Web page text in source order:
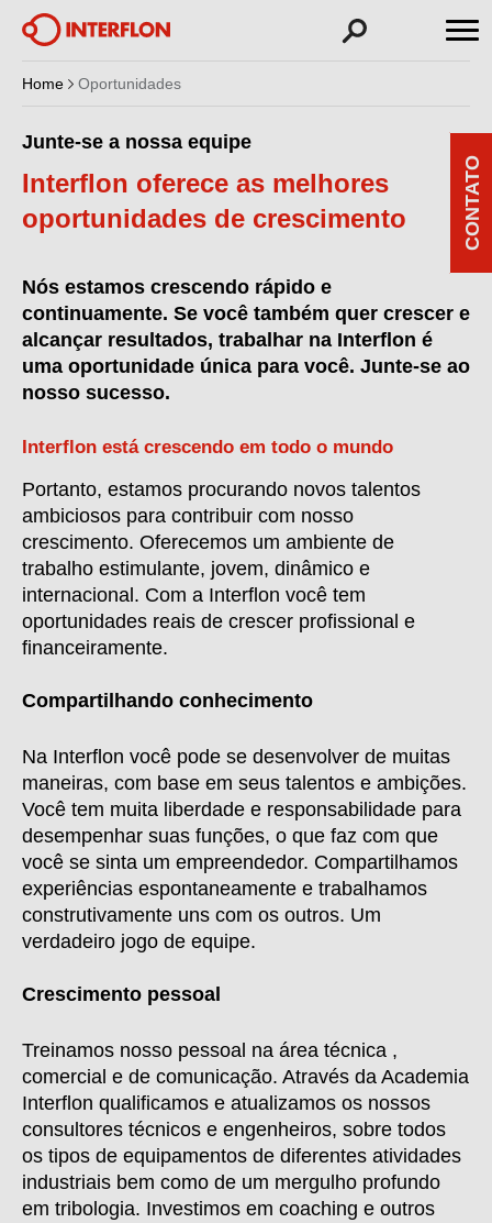
Home Oportunidades
Junte-se a nossa equipe
Interflon oferece as melhores
oportunidades de crescimento
Nós estamos crescendo rápido e
continuamente. Se você também quer crescer e
alcançar resultados, trabalhar na Interflon é
uma oportunidade única para você. Junte-se ao
nosso sucesso.
Interflon está crescendo em todo o mundo
Portanto, estamos procurando novos talentos
ambiciosos para contribuir com nosso
crescimento. Oferecemos um ambiente de
trabalho estimulante, jovem, dinâmico e
internacional. Com a Interflon você tem
oportunidades reais de crescer profissional e
financeiramente.
Compartilhando conhecimento
Na Interflon você pode se desenvolver de muitas
maneiras, com base em seus talentos e ambições.
Você tem muita liberdade e responsabilidade para
desempenhar suas funções, o que faz com que
você se sinta um empreendedor. Compartilhamos
experiências espontaneamente e trabalhamos
construtivamente uns com os outros. Um
verdadeiro jogo de equipe.
Crescimento pessoal
Treinamos nosso pessoal na área técnica ,
comercial e de comunicação. Através da Academia
Interflon qualificamos e atualizamos os nossos
consultores técnicos e engenheiros, sobre todos
os tipos de equipamentos de diferentes atividades
industriais bem como de um mergulho profundo
em tribologia. Investimos em coaching e outros
CONTATO